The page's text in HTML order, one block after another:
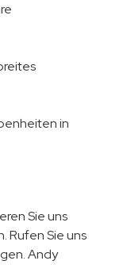
in
Sie uns
Rufen Sie uns
Andy